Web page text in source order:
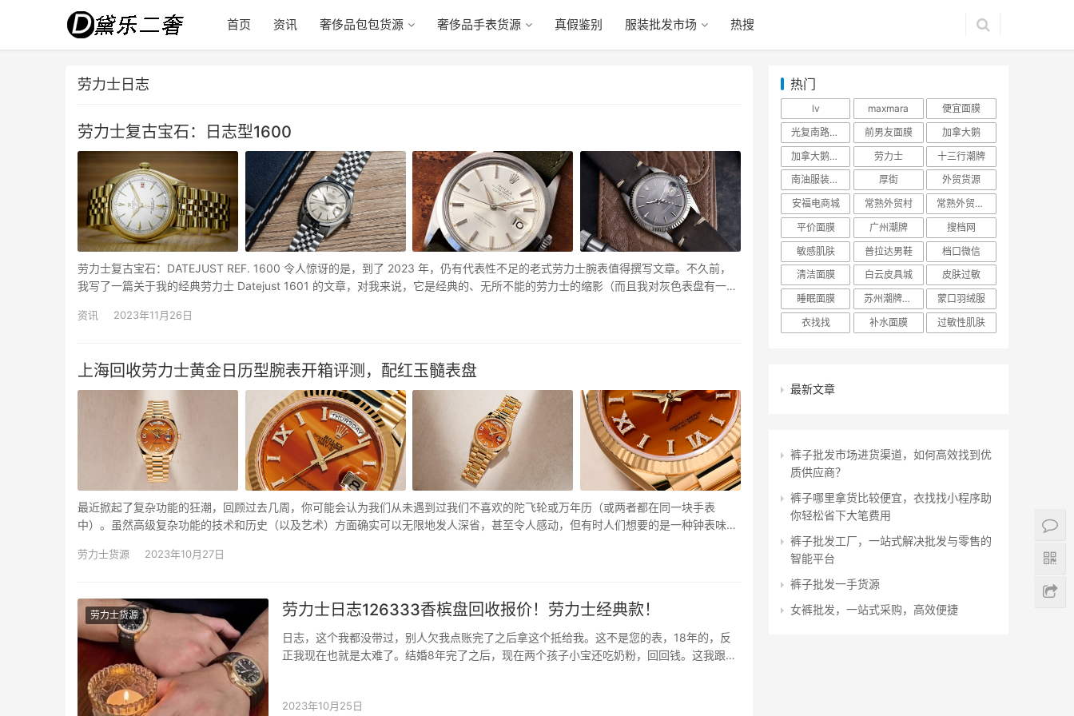
首页 资讯 奢侈品包包货源 奢侈品手表货源 真假鉴别 服装批发市场 热搜
劳力士日志
劳力士复古宝石：日志型1600
劳力士复古宝石：DATEJUST REF. 1600 令人惊讶的是，到了 2023 年，仍有代表性不足的老式劳力士腕表值得撰写文章。不久前，
我写了一篇关于我的经典劳力士 Datejust 1601 的文章，对我来说，它是经典的、无所不能的劳力士的缩影（而且我对灰色表盘有一种
资讯 2023年11月26日
上海回收劳力士黄金日历型腕表开箱评测，配红玉髓表盘
最近掀起了复杂功能的狂潮，回顾过去几周，你可能会认为我们从未遇到过我们不喜欢的陀飞轮或万年历（或两者都在同一块手表
中）。虽然高级复杂功能的技术和历史（以及艺术）方面确实可以无限地发人深省，甚至令人感动，但有时人们想要的是一种钟表味觉
劳力士货源 2023年10月27日
劳力士货源 劳力士日志126333香槟盘回收报价！劳力士经典款！
日志，这个我都没带过，别人欠我点账完了之后拿这个抵给我。这不是您的表，18年的，反
正我现在也就是太难了。结婚8年完了之后，现在两个孩子小宝还吃奶粉，回回钱。这我跟您
2023年10月25日
热门
lv maxmara
便宜面膜
光复南路潮牌
前男友面膜
加拿大鹅
加拿大鹅羽绒服
劳力士
十三行潮牌
南油服装批发市场
厚街
外贸货源
安福电商城
常熟外贸村
常熟外贸村货源
平价面膜
广州潮牌
搜档网
敏感肌肤
普拉达男鞋
档口微信
清洁面膜
白云皮具城
皮肤过敏
睡眠面膜
苏州潮牌货源
蒙口羽绒服
衣找找
补水面膜 过敏性肌肤
最新文章
裤子批发市场进货渠道，如何高效找到优
质供应商？
裤子哪里拿货比较便宜，衣找找小程序助
你轻松省下大笔费用
裤子批发工厂，一站式解决批发与零售的
智能平台
裤子批发一手货源
女裤批发，一站式采购，高效便捷